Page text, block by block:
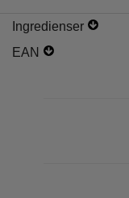
Ingredienser
EAN